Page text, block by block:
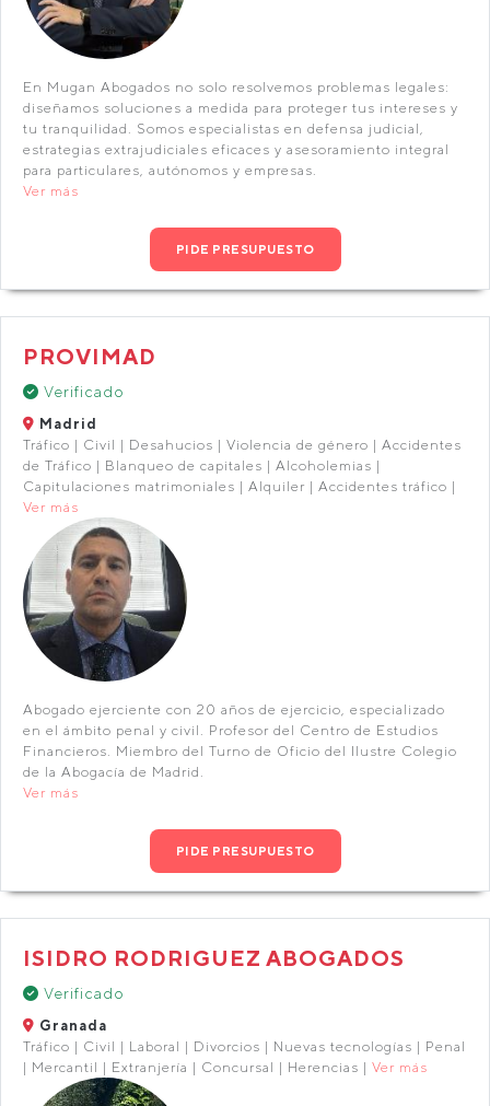
En Mugan Abogados no solo resolvemos problemas legales:
diseñamos soluciones a medida para proteger tus intereses y
tu tranquilidad. Somos especialistas en defensa judicial,
estrategias extrajudiciales eficaces y asesoramiento integral
para particulares, autónomos y empresas.
Ver más
PIDE PRESUPUESTO
PROVIMAD
Verificado
Madrid
Tráfico | Civil | Desahucios | Violencia de género | Accidentes
de Tráfico | Blanqueo de capitales | Alcoholemias |
Capitulaciones matrimoniales | Alquiler | Accidentes tráfico |
Ver más
Abogado ejerciente con 20 años de ejercicio, especializado
en el ámbito penal y civil. Profesor del Centro de Estudios
Financieros. Miembro del Turno de Oficio del Ilustre Colegio
de la Abogacía de Madrid.
Ver más
PIDE PRESUPUESTO
ISIDRO RODRIGUEZ ABOGADOS
Verificado
Granada
Tráfico | Civil | Laboral | Divorcios | Nuevas tecnologías | Penal
| Mercantil | Extranjería | Concursal | Herencias | Ver más